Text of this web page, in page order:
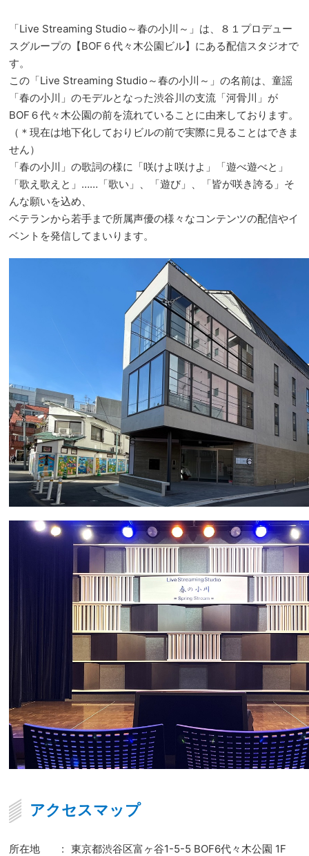
「Live Streaming Studio～春の小川～」は、８１プロデュー
スグループの【BOF６代々木公園ビル】にある配信スタジオで
す。
この「Live Streaming Studio～春の小川～」の名前は、童謡
「春の小川」のモデルとなった渋谷川の支流「河骨川」が
BOF６代々木公園の前を流れていることに由来しております。
（＊現在は地下化しておりビルの前で実際に見ることはできま
せん）
「春の小川」の歌詞の様に「咲けよ咲けよ」「遊べ遊べと」
「歌え歌えと」……「歌い」、「遊び」、「皆が咲き誇る」そ
んな願いを込め、
ベテランから若手まで所属声優の様々なコンテンツの配信やイ
ベントを発信してまいります。
アクセスマップ
所在地 :
東京都渋谷区富ヶ谷1-5-5 BOF6代々木公園 1F